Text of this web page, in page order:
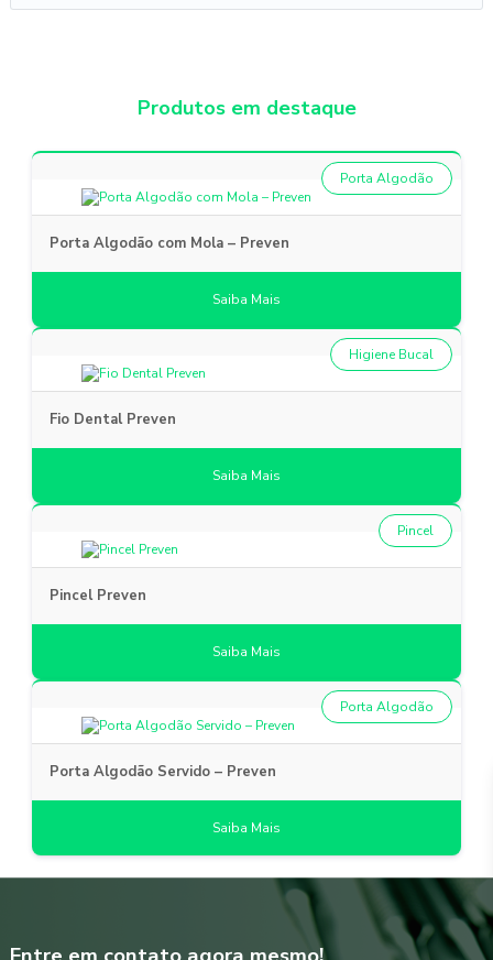
Produtos em destaque
Porta Algodão com Mola – Preven
Porta Algodão
Saiba Mais
Fio Dental Preven
Higiene Bucal
Saiba Mais
Pincel Preven
Pincel
Saiba Mais
Porta Algodão Servido – Preven
Porta Algodão
Saiba Mais